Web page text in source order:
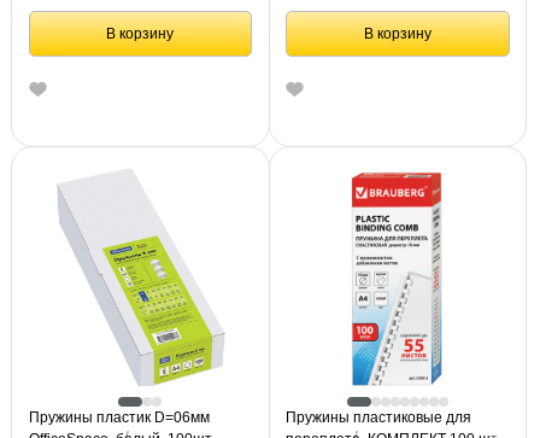
В корзину В корзину
Пружины пластик D=06мм
Пружины пластиковые для